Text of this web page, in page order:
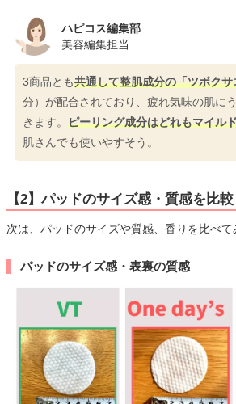
ハピコス編集部
美容編集担当
3商品とも共通して整肌成分の「ツボクサ
分）が配合されており、疲れ気味の肌に
きます。 ピーリング成分はどれもマイル
肌さんでも使いやすそう。
【2】パッドのサイズ感・質感を比較
次は、パッドのサイズや質感、香りを比べて
パッドのサイズ感・表裏の質感